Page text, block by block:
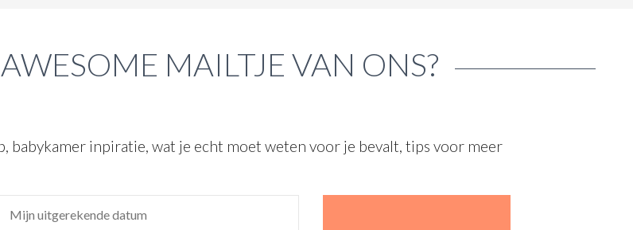
MAILTJE VAN ONS?
babykamer inpiratie, wat je echt moet weten voor je bevalt, tips voor meer